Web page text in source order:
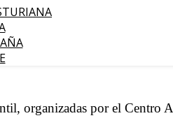
organizadas por el Centro